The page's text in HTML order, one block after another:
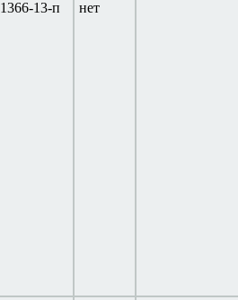
1366-13-п нет